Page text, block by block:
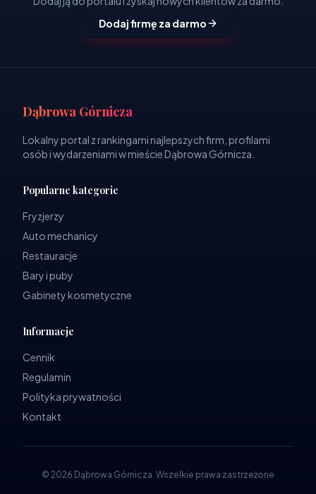
Dodaj firmę za darmo
Dąbrowa Górnicza
Lokalny portal z rankingami najlepszych firm, profilami
osób i wydarzeniami w mieście Dąbrowa Górnicza.
Popularne kategorie
Fryzjerzy
Auto mechanicy
Restauracje
Bary i puby
Gabinety kosmetyczne
Informacje
Cennik
Regulamin
Polityka prywatności
Kontakt
© 2026 Dąbrowa Górnicza. Wszelkie prawa zastrzeżone